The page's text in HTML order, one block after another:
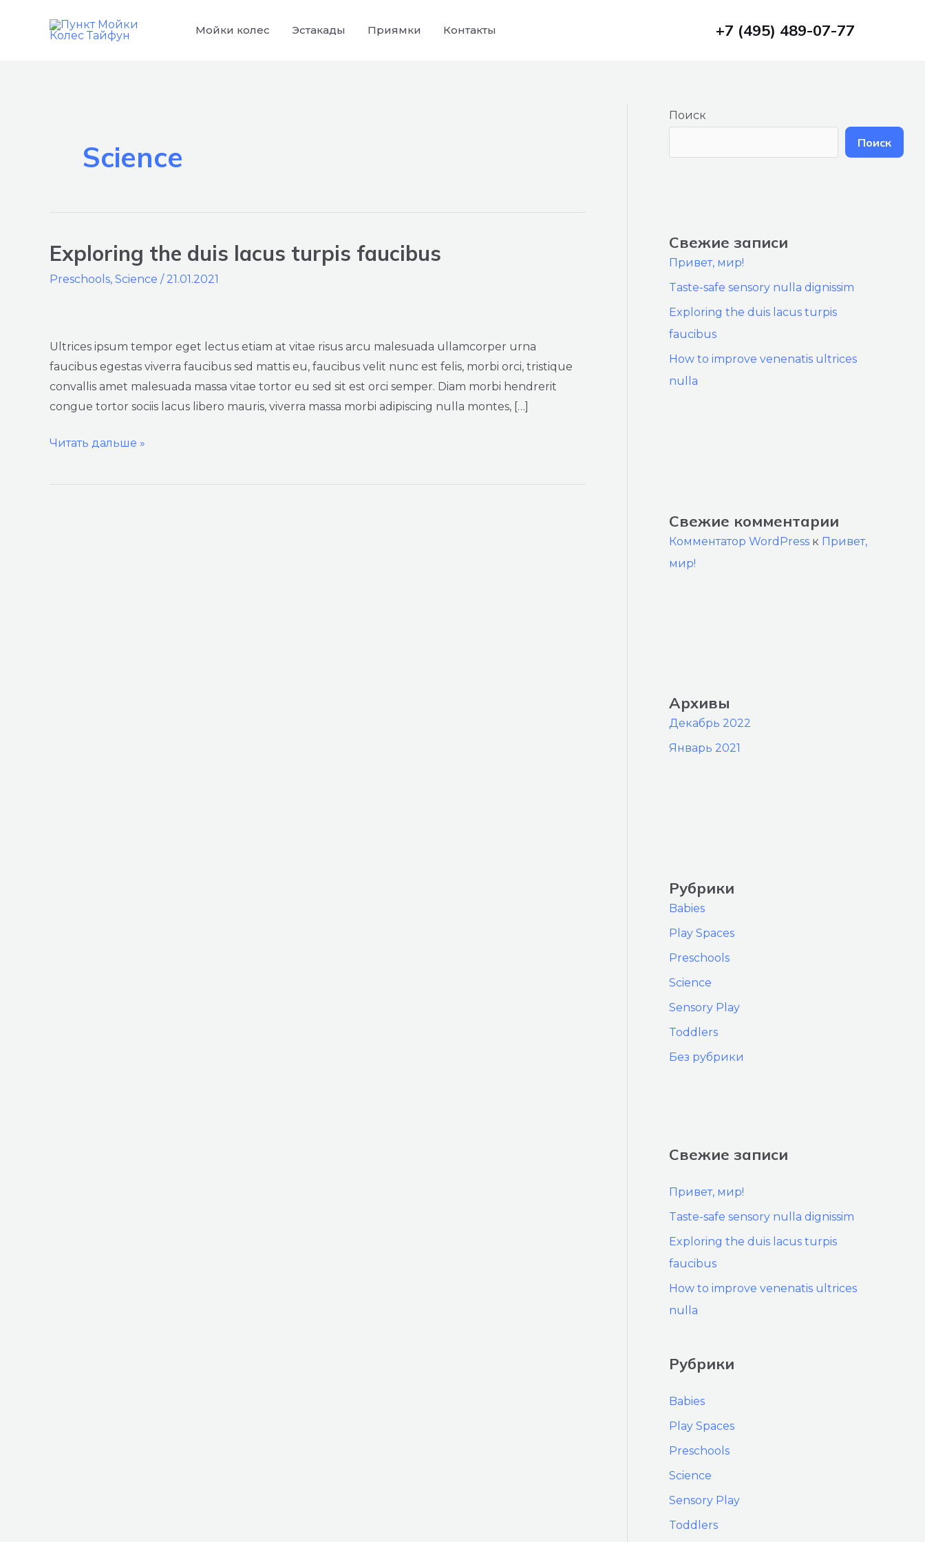
Мойки колес Эстакады Приямки Контакты +7 (495) 489-07-77
Science
Exploring the duis lacus turpis faucibus
Preschools, Science / 21.01.2021
Ultrices ipsum tempor eget lectus etiam at vitae risus arcu malesuada ullamcorper urna
faucibus egestas viverra faucibus sed mattis eu, faucibus velit nunc est felis, morbi orci, tristique
convallis amet malesuada massa vitae tortor eu sed sit est orci semper. Diam morbi hendrerit
congue tortor sociis lacus libero mauris, viverra massa morbi adipiscing nulla montes, […]
Exploring
faucibus
Читать дальше »
Поиск
Поиск
Свежие записи
Привет, мир!
Taste-safe sensory nulla dignissim
Exploring the duis lacus turpis
faucibus
How to improve venenatis ultrices
nulla
Свежие комментарии
Комментатор WordPress к Привет,
мир!
Архивы
Декабрь 2022
Январь 2021
Рубрики
Babies
Play Spaces
Preschools
Science
Sensory Play
Toddlers
Без рубрики
Свежие записи
Привет, мир!
Taste-safe sensory nulla dignissim
Exploring the duis lacus turpis
faucibus
How to improve venenatis ultrices
nulla
Рубрики
Babies
Play Spaces
Preschools
Science
Sensory Play
Toddlers